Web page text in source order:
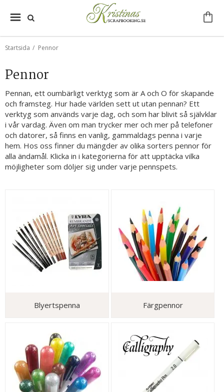
Startsida / Pennor
Pennor
Pennan, ett oumbärligt verktyg som är A och O för skapande
och framsteg. Hur hade världen sett ut utan pennan? Ett
verktyg som används varje dag, och som har blivit så självklar
i vår vardag. Även om man trycker mer och mer på telefoner
och datorer, så finns en vanlig, gammaldags penna i varje
hem. Hos oss finner du mängder av olika sorters pennor för
alla ändamål. Klicka in i kategorierna för att upptäcka vilka
möjligheter som döljer sig under varje pennspets.
Blyertspenna Färgpennor